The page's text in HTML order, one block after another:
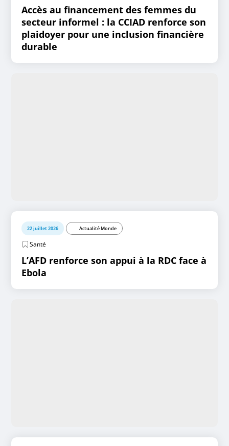
Accès au financement des femmes du
secteur informel : la CCIAD renforce son
plaidoyer pour une inclusion financière
durable
22 juillet 2026 Actualité Monde
Santé
L’AFD renforce son appui à la RDC face à
Ebola